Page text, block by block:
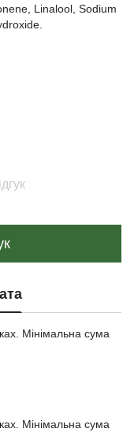
Linalool, Sodium
Мінімальна сума
Мінімальна сума